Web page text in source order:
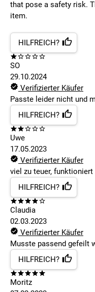
that pose a safety risk.
item.
HILFREICH?
SO
29.10.2024
Verifizierter Käufer
Passte leider nicht und
HILFREICH?
Uwe
17.05.2023
Verifizierter Käufer
viel zu teuer, funktioniert
HILFREICH?
Claudia
02.03.2023
Verifizierter Käufer
Musste passend gefeilt
HILFREICH?
Moritz